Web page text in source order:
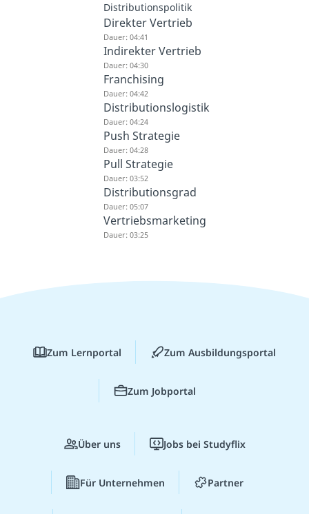
Distributionspolitik
Direkter Vertrieb
Dauer: 04:41
Indirekter Vertrieb
Dauer: 04:30
Franchising
Dauer: 04:42
Distributionslogistik
Dauer: 04:24
Push Strategie
Dauer: 04:28
Pull Strategie
Dauer: 03:52
Distributionsgrad
Dauer: 05:07
Vertriebsmarketing
Dauer: 03:25
Zum Lernportal Zum Ausbildungsportal
Zum Jobportal
Über uns Jobs bei Studyflix
Für Unternehmen Partner